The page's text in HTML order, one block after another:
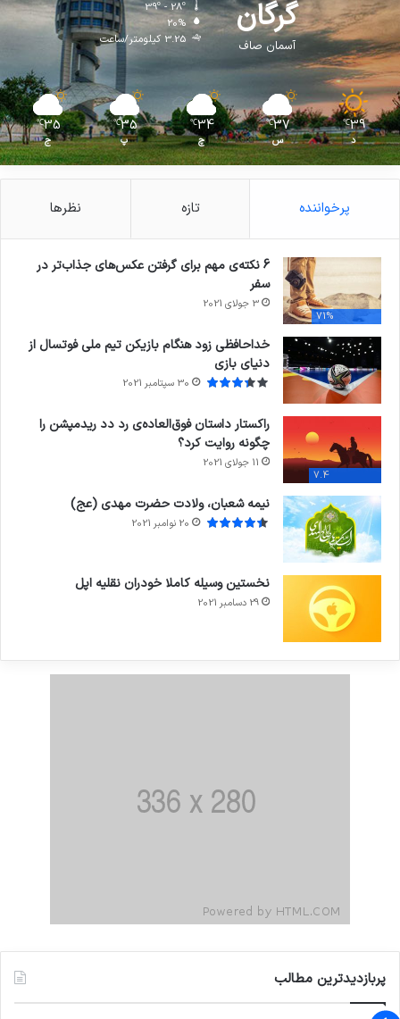
گرگان
آسمان صاف
39º - 28º
20%
3.25 کیلومتر/ساعت
39
℃
د
37
℃
س
34
℃
چ
35
℃
پ
35
℃
ج
پرخواننده تازه نظرها
71%
6 نکته‌ی مهم برای گرفتن عکس‌های جذاب‌تر در
سفر
3 جولای 2021
خداحافظی زود هنگام بازیکن تیم ملی فوتسال از
دنیای بازی
30 سپتامبر 2021
7.4
راکستار داستان فوق‌العاده‌ی رد دد ریدمپشن را
چگونه روایت کرد؟
11 جولای 2021
نیمه شعبان، ولادت حضرت مهدی (عج)
20 نوامبر 2021
نخستین وسیله کاملا خودران نقلیه اپل
29 دسامبر 2021
پربازدیدترین مطالب